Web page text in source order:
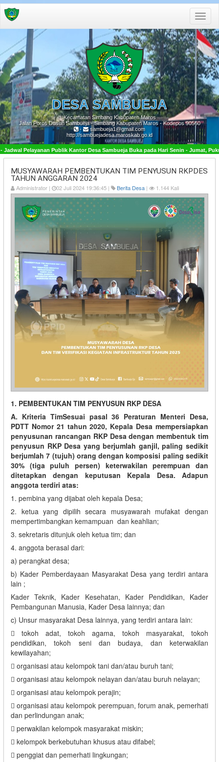
Toggle
DESASAMBUEJA
Kecamatan Simbang Kabupaten Maros
Jalan Poros Dusun Sambueja - Simbang Kabupaten Maros - Kodepos 90560
-
sambueja1@gmail.com
http://sambuejadesa.maroskab.go.id
Publik Kantor Desa Sambueja Buka pada Hari Senin - Jumat, Pukul 08:00 -
MUSYAWARAH PEMBENTUKAN TIM PENYUSUN RKPDES
TAHUN ANGGARAN 2024
Administrator | 02 Juli 2024 19:36:45 | Berita Desa | 1.144 Kali
1. PEMBENTUKAN TIM PENYUSUN RKP DESA
A. Kriteria TimSesuai pasal 36 Peraturan Menteri Desa,
PDTT Nomor 21 tahun 2020, Kepala Desa mempersiapkan
penyusunan rancangan RKP Desa dengan membentuk tim
penyusun RKP Desa yang berjumlah ganjil, paling sedikit
berjumlah 7 (tujuh) orang dengan komposisi paling sedikit
30% (tiga puluh persen) keterwakilan perempuan dan
ditetapkan dengan keputusan Kepala Desa. Adapun
anggota terdiri atas:
1. pembina yang dijabat oleh kepala Desa;
2. ketua yang dipilih secara musyawarah mufakat dengan
mempertimbangkan kemampuan dan keahlian;
3. sekretaris ditunjuk oleh ketua tim; dan
4. anggota berasal dari:
a) perangkat desa;
b) Kader Pemberdayaan Masyarakat Desa yang terdiri antara
lain ;
Kader Teknik, Kader Kesehatan, Kader Pendidikan, Kader
Pembangunan Manusia, Kader Desa lainnya; dan
c) Unsur masyarakat Desa lainnya, yang terdiri antara lain:
 tokoh adat, tokoh agama, tokoh masyarakat, tokoh
pendidikan, tokoh seni dan budaya, dan keterwakilan
kewilayahan;
 organisasi atau kelompok tani dan/atau buruh tani;
 organisasi atau kelompok nelayan dan/atau buruh nelayan;
 organisasi atau kelompok perajin;
 organisasi atau kelompok perempuan, forum anak, pemerhati
dan perlindungan anak;
 perwakilan kelompok masyarakat miskin;
 kelompok berkebutuhan khusus atau difabel;
 penggiat dan pemerhati lingkungan;